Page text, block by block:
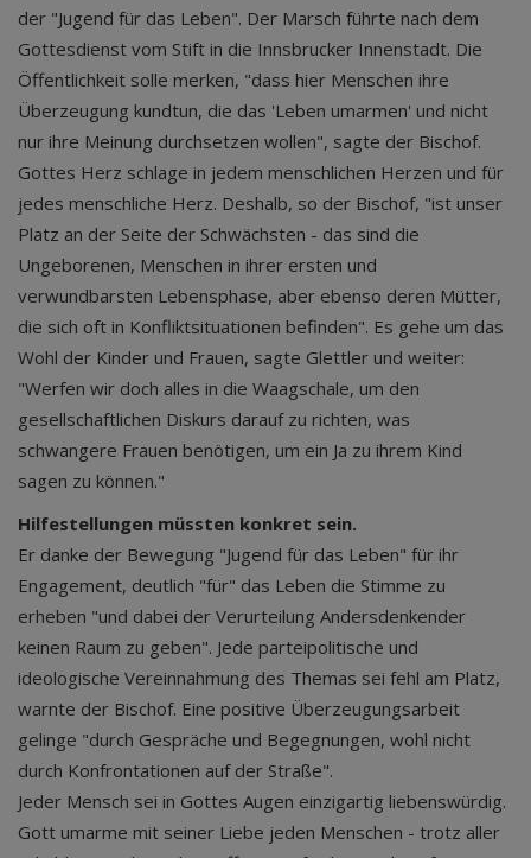
der "Jugend für das Leben". Der Marsch führte nach dem
Gottesdienst vom Stift in die Innsbrucker Innenstadt. Die
Öffentlichkeit solle merken, "dass hier Menschen ihre
Überzeugung kundtun, die das 'Leben umarmen' und nicht
nur ihre Meinung durchsetzen wollen", sagte der Bischof.
Gottes Herz schlage in jedem menschlichen Herzen und für
jedes menschliche Herz. Deshalb, so der Bischof, "ist unser
Platz an der Seite der Schwächsten - das sind die
Ungeborenen, Menschen in ihrer ersten und
verwundbarsten Lebensphase, aber ebenso deren Mütter,
die sich oft in Konfliktsituationen befinden". Es gehe um das
Wohl der Kinder und Frauen, sagte Glettler und weiter:
"Werfen wir doch alles in die Waagschale, um den
gesellschaftlichen Diskurs darauf zu richten, was
schwangere Frauen benötigen, um ein Ja zu ihrem Kind
sagen zu können."
Hilfestellungen müssten konkret sein.
Er danke der Bewegung "Jugend für das Leben" für ihr
Engagement, deutlich "für" das Leben die Stimme zu
erheben "und dabei der Verurteilung Andersdenkender
keinen Raum zu geben". Jede parteipolitische und
ideologische Vereinnahmung des Themas sei fehl am Platz,
warnte der Bischof. Eine positive Überzeugungsarbeit
gelinge "durch Gespräche und Begegnungen, wohl nicht
durch Konfrontationen auf der Straße".
Jeder Mensch sei in Gottes Augen einzigartig liebenswürdig.
Gott umarme mit seiner Liebe jeden Menschen - trotz aller